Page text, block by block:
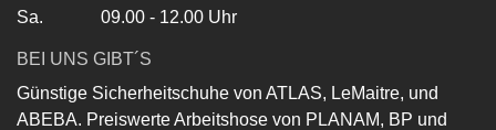
Sa. 09.00 - 12.00 Uhr
BEI UNS GIBT´S
Günstige Sicherheitschuhe von ATLAS, LeMaitre, und
ABEBA. Preiswerte Arbeitshose von PLANAM, BP und